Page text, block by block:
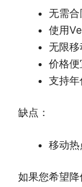
无需合
使用
无限移
价格
支持年
缺点：
移动
如果您希望降